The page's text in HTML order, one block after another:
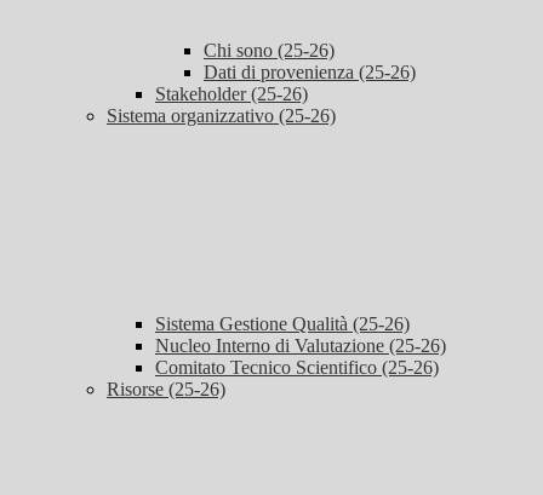
Chi sono (25-26)
Dati di provenienza (25-26)
Stakeholder (25-26)
Sistema organizzativo (25-26)
Sistema Gestione Qualità (25-26)
Nucleo Interno di Valutazione (25-26)
Comitato Tecnico Scientifico (25-26)
Risorse (25-26)